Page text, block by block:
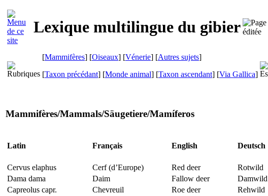
Lexique multilingue du gibier
[Mammifères] [Oiseaux] [Vénerie] [Autres sujets]
[Taxon précédant] [Monde animal] [Taxon ascendant] [Via Gallica]
Mammifères/Mammals/Säugetiere/Mamíferos
Latin Français English Deutsch
Cervus elaphus Cerf (d’Europe) Red deer Rotwild
Dama dama
Daim Fallow deer Damwild
Capreolus capr.
Chevreuil Roe deer Rehwild